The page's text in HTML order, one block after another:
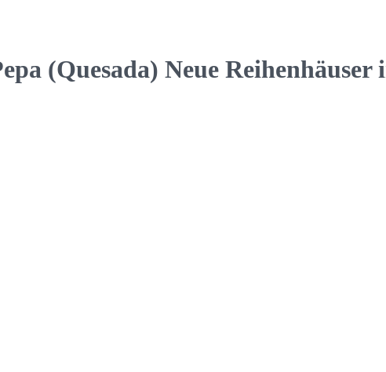
(Quesada) Neue